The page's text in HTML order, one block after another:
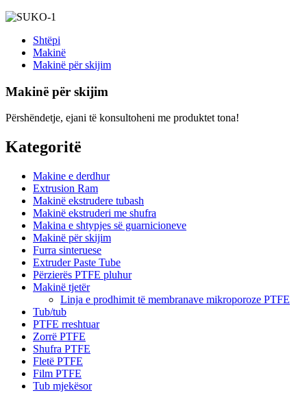
Shtëpi
Makinë
Makinë për skijim
Makinë për skijim
Përshëndetje, ejani të konsultoheni me produktet tona!
Kategoritë
Makine e derdhur
Extrusion Ram
Makinë ekstrudere tubash
Makinë ekstruderi me shufra
Makina e shtypjes së guarnicioneve
Makinë për skijim
Furra sinteruese
Extruder Paste Tube
Përzierës PTFE pluhur
Makinë tjetër
Linja e prodhimit të membranave mikroporoze PTFE
Tub/tub
PTFE rreshtuar
Zorrë PTFE
Shufra PTFE
Fletë PTFE
Film PTFE
Tub mjekësor